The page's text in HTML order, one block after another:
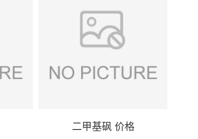
二甲基砜 价格